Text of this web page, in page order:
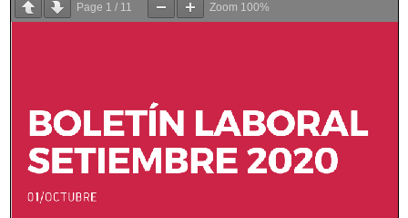
Page 1 / 11 Zoom 100%